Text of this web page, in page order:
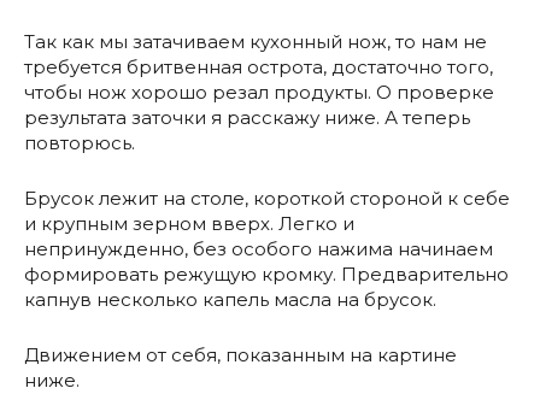
Так как мы затачиваем кухонный нож, то нам не
требуется бритвенная острота, достаточно того,
чтобы нож хорошо резал продукты. О проверке
результата заточки я расскажу ниже. А теперь
повторюсь.
Брусок лежит на столе, короткой стороной к себе
и крупным зерном вверх. Легко и
непринужденно, без особого нажима начинаем
формировать режущую кромку. Предварительно
капнув несколько капель масла на брусок.
Движением от себя, показанным на картине
ниже.